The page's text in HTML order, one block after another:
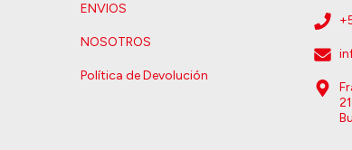
ENVIOS
NOSOTROS
Política de Devolución